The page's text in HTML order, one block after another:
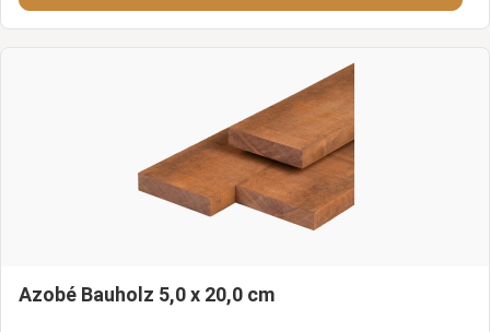
Azobé Bauholz 5,0 x 20,0 cm